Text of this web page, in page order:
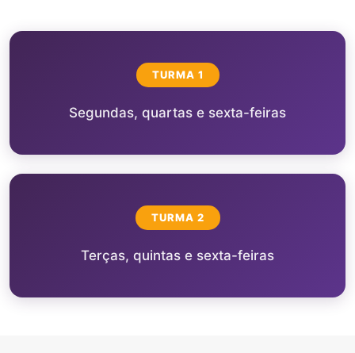
TURMA 1
Segundas, quartas e sexta-feiras
TURMA 2
Terças, quintas e sexta-feiras